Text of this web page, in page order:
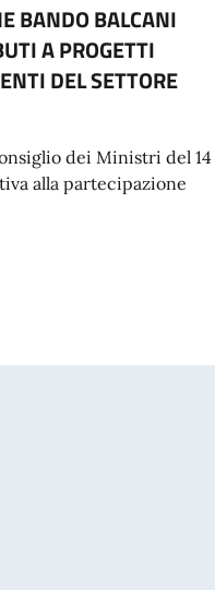
BANDO BALCANI
A PROGETTI
DEL SETTORE
dei Ministri del 14
alla partecipazione
BANDO BALCANI 2026: